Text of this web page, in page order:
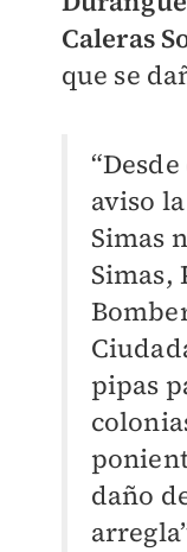
Caleras
que se
aviso
Simas
Simas,
pipas
daño